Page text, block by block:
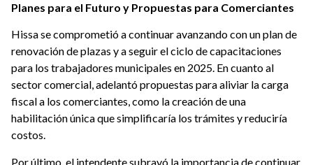
Planes para el Futuro y Propuestas para Comerciantes
Hissa se comprometió a continuar avanzando con un plan de
renovación de plazas y a seguir el ciclo de capacitaciones
para los trabajadores municipales en 2025. En cuanto al
sector comercial, adelantó propuestas para aliviar la carga
fiscal a los comerciantes, como la creación de una
habilitación única que simplificaría los trámites y reduciría
costos.
Por último, el intendente subrayó la importancia de continuar